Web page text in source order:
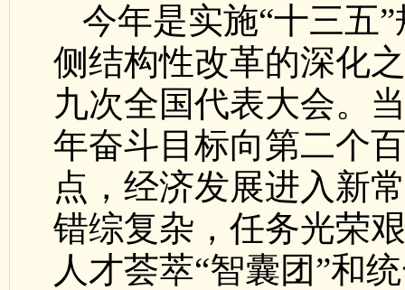
今年是实施“十三五
侧结构性改革的深化
九次全国代表大会。
年奋斗目标向第二个
点，经济发展进入新
错综复杂，任务光荣
人才荟萃“智囊团”和